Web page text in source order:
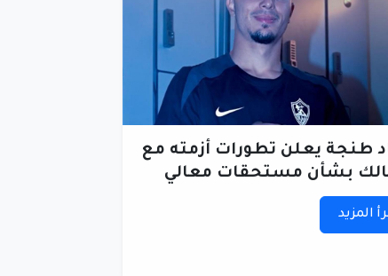
طنجة يعلن تطورات أزمته مع
بشأن مستحقات معالي
المزيد